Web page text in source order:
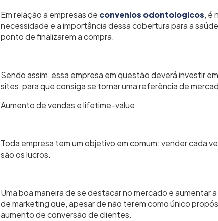
Em relação a empresas de convenios odontologicos, é
necessidade e a importância dessa cobertura para a
ponto de finalizarem a compra.
Sendo assim, essa empresa em questão deverá investir
sites, para que consiga se tornar uma referência de
Aumento de vendas e lifetime-value
Toda empresa tem um objetivo em comum: vender cada
são os lucros.
Uma boa maneira de se destacar no mercado e aumentar
de marketing que, apesar de não terem como único
aumento de conversão de clientes.